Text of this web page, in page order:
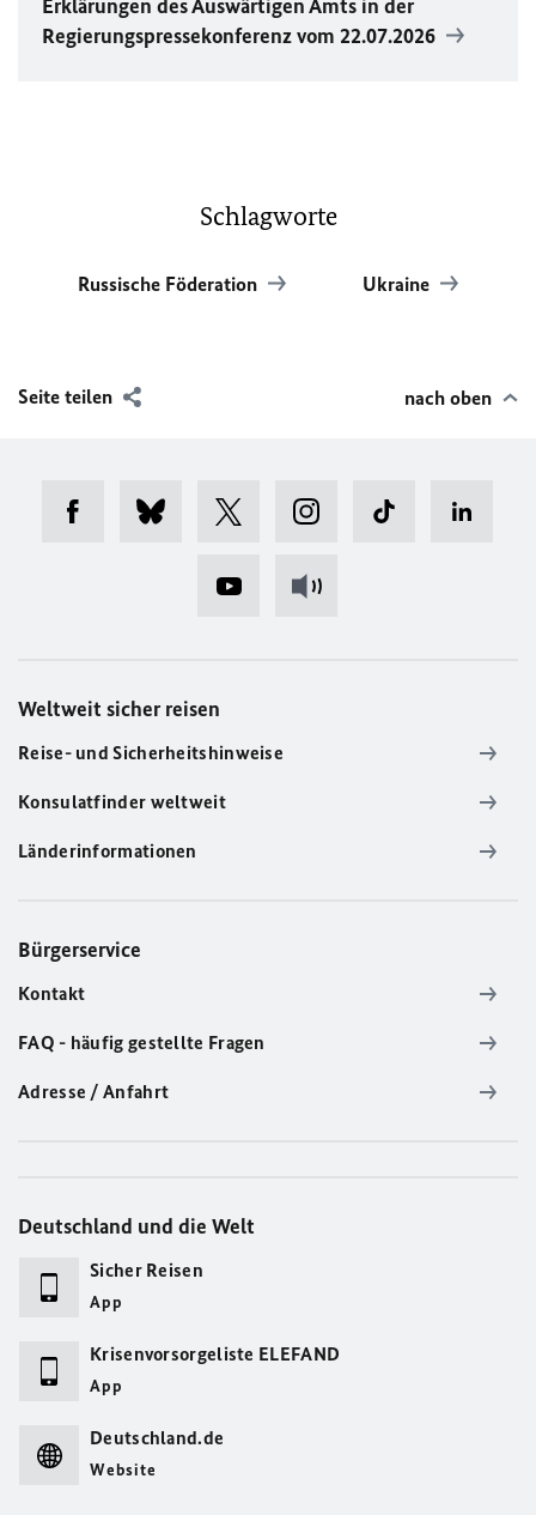
Erklärungen des Auswärtigen Amts in der
Regierungspressekonferenz vom 22.07.2026
Schlagworte
Russische Föderation Ukraine
Seite teilen nach oben
Weltweit sicher reisen
Reise- und Sicherheitshinweise
Konsulatfinder weltweit
Länderinformationen
Bürgerservice
Kontakt
FAQ - häufig gestellte Fragen
Adresse / Anfahrt
Deutschland und die Welt
Sicher Reisen
App
Krisenvorsorgeliste ELEFAND
App
Deutschland.de
Website